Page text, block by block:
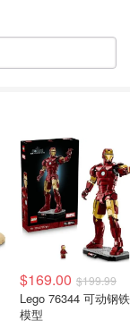
$169.00 $199.99
Lego 76344 可动钢
模型